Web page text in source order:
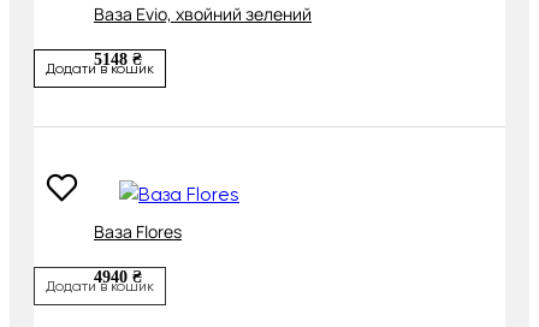
Ваза Evio, хвойний зелений
5148 ₴
Додати в кошик
Ваза Flores
4940 ₴
Додати в кошик